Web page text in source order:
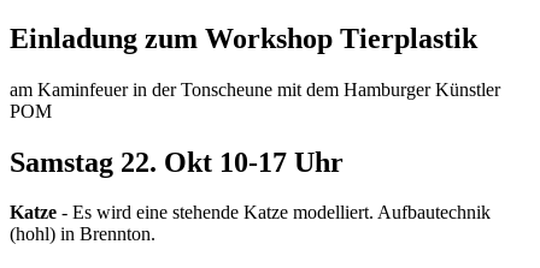
Einladung zum Workshop Tierplastik
am Kaminfeuer in der Tonscheune mit dem Hamburger Künstler
POM
Samstag 22. Okt 10-17 Uhr
Katze - Es wird eine stehende Katze modelliert. Aufbautechnik
(hohl) in Brennton.